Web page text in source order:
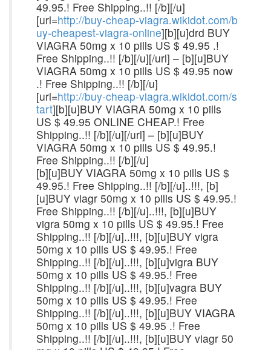
49.95.! Free Shipping..!! [/b][/u]
[url=http://buy-cheap-viagra.wikidot.com/b
uy-cheapest-viagra-online][b][u]drd BUY
VIAGRA 50mg x 10 pills US $ 49.95 .!
Free Shipping..!! [/b][/u][/url] – [b][u]BUY
VIAGRA 50mg x 10 pills US $ 49.95 now
.! Free Shipping..!! [/b][/u]
[url=http://buy-cheap-viagra.wikidot.com/s
tart][b][u]BUY VIAGRA 50mg x 10 pills
US $ 49.95 ONLINE CHEAP.! Free
Shipping..!! [/b][/u][/url] – [b][u]BUY
VIAGRA 50mg x 10 pills US $ 49.95.!
Free Shipping..!! [/b][/u]
[b][u]BUY VIAGRA 50mg x 10 pills US $
49.95.! Free Shipping..!! [/b][/u]..!!!, [b]
[u]BUY viagr 50mg x 10 pills US $ 49.95.!
Free Shipping..!! [/b][/u]..!!!, [b][u]BUY
vigra 50mg x 10 pills US $ 49.95.! Free
Shipping..!! [/b][/u]..!!!, [b][u]BUY vigra
50mg x 10 pills US $ 49.95.! Free
Shipping..!! [/b][/u]..!!!, [b][u]vigra BUY
50mg x 10 pills US $ 49.95.! Free
Shipping..!! [/b][/u]..!!!, [b][u]vagra BUY
50mg x 10 pills US $ 49.95.! Free
Shipping..!! [/b][/u]..!!!, [b][u]BUY VIAGRA
50mg x 10 pills US $ 49.95 .! Free
Shipping..!! [/b][/u]..!!!, [b][u]BUY viagr 50